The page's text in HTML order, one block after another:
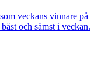
veckans vinnare på
och sämst i veckan.